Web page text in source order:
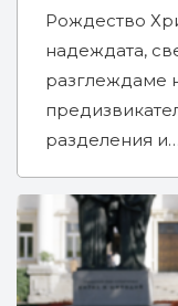
Рождество
надеждата,
разглеждаме
разделения и…